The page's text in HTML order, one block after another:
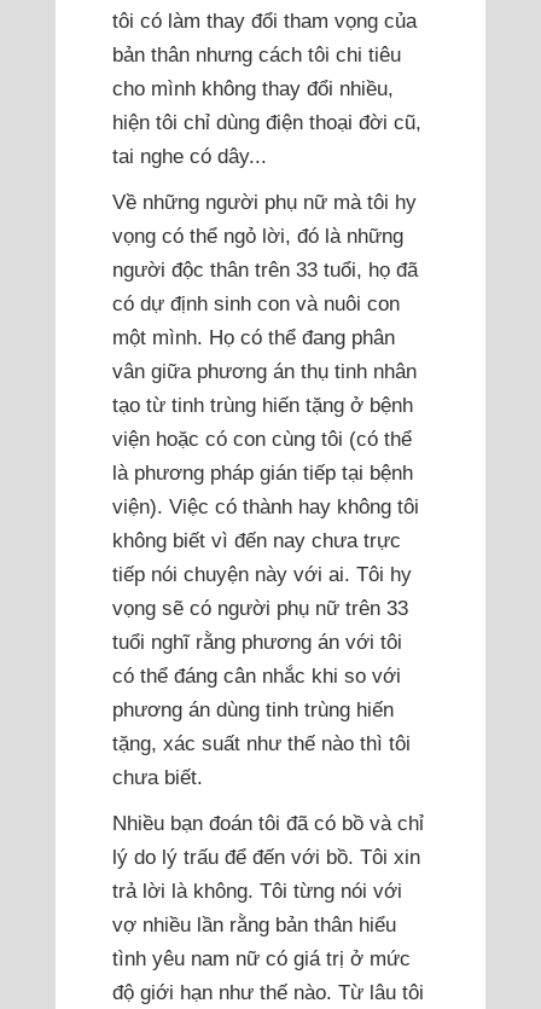
tôi có làm thay đổi tham vọng của
bản thân nhưng cách tôi chi tiêu
cho mình không thay đổi nhiều,
hiện tôi chỉ dùng điện thoại đời cũ,
tai nghe có dây...
Về những người phụ nữ mà tôi hy
vọng có thể ngỏ lời, đó là những
người độc thân trên 33 tuổi, họ đã
có dự định sinh con và nuôi con
một mình. Họ có thể đang phân
vân giữa phương án thụ tinh nhân
tạo từ tinh trùng hiến tặng ở bệnh
viện hoặc có con cùng tôi (có thể
là phương pháp gián tiếp tại bệnh
viện). Việc có thành hay không tôi
không biết vì đến nay chưa trực
tiếp nói chuyện này với ai. Tôi hy
vọng sẽ có người phụ nữ trên 33
tuổi nghĩ rằng phương án với tôi
có thể đáng cân nhắc khi so với
phương án dùng tinh trùng hiến
tặng, xác suất như thế nào thì tôi
chưa biết.
Nhiều bạn đoán tôi đã có bồ và chỉ
lý do lý trấu để đến với bồ. Tôi xin
trả lời là không. Tôi từng nói với
vợ nhiều lần rằng bản thân hiểu
tình yêu nam nữ có giá trị ở mức
độ giới hạn như thế nào. Từ lâu tôi